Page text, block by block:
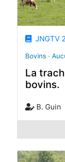
JNGTV
Bovins ·
La
bovins.
B. Guin